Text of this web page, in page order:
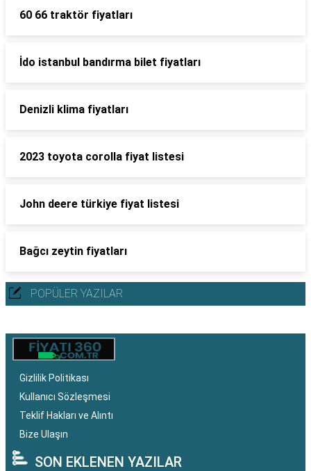
60 66 traktör fiyatları
İdo istanbul bandırma bilet fiyatları
Denizli klima fiyatları
2023 toyota corolla fiyat listesi
John deere türkiye fiyat listesi
Bağcı zeytin fiyatları
POPÜLER YAZILAR
Gizlilik Politikası
Kullanıcı Sözleşmesi
Teklif Hakları ve Alıntı
Bize Ulaşın
SON EKLENEN YAZILAR